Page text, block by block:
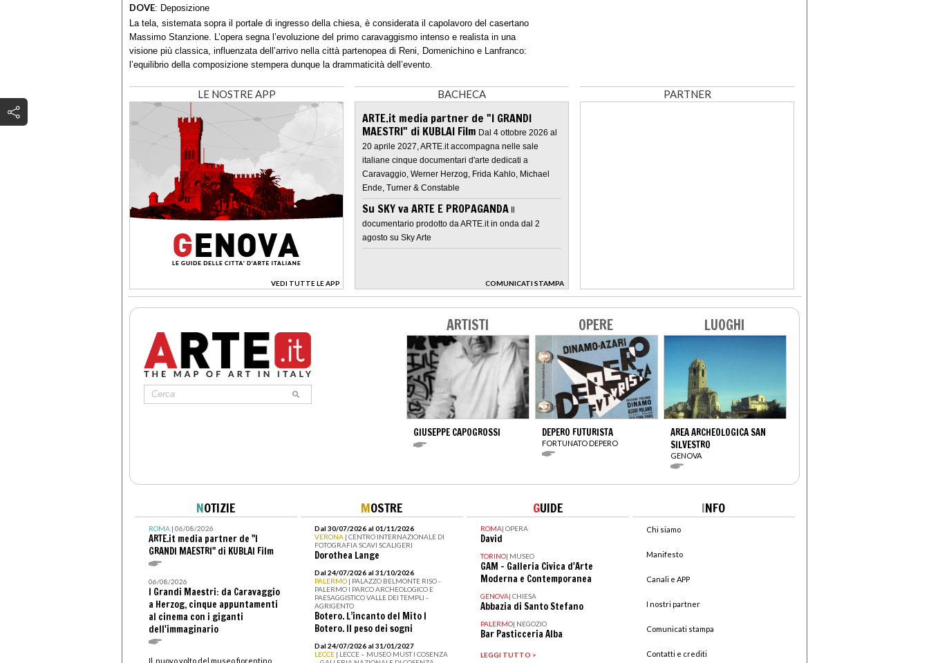
DOVE: Deposizione
La tela, sistemata sopra il portale di ingresso della chiesa, è considerata il capolavoro del casertano
Massimo Stanzione. L’opera segna l’evoluzione del primo caravaggismo intenso e realista in una
visione più classica, influenzata dell’arrivo nella città partenopea di Reni, Domenichino e Lanfranco:
l’equilibrio della composizione stempera dunque la drammaticità dell’evento.
LE NOSTRE APP
VEDI TUTTE LE APP
>
BACHECA
ARTE.it media partner de "I GRANDI
MAESTRI" di KUBLAI Film Dal 4 ottobre 2026 al
20 aprile 2027, ARTE.it accompagna nelle sale
italiane cinque documentari d'arte dedicati a
Caravaggio, Werner Herzog, Frida Kahlo, Michael
Ende, Turner & Constable
Su SKY va ARTE E PROPAGANDA Il
documentario prodotto da ARTE.it in onda dal 2
agosto su Sky Arte
COMUNICATI STAMPA
>
PARTNER
ARTISTI
GIUSEPPE CAPOGROSSI
OPERE
DEPERO FUTURISTA
FORTUNATO DEPERO
LUOGHI
AREA ARCHEOLOGICA SAN
SILVESTRO
GENOVA
NOTIZIE
ROMA| 06/08/2026
ARTE.it media partner de "I
GRANDI MAESTRI" di KUBLAI Film
06/08/2026
I Grandi Maestri: da Caravaggio
a Herzog, cinque appuntamenti
al cinema con i giganti
dell'immaginario
Il nuovo volto del museo fiorentino
MOSTRE
Dal 30/07/2026 al 01/11/2026
VERONA | CENTRO INTERNAZIONALE DI
FOTOGRAFIA SCAVI SCALIGERI
Dorothea Lange
Dal 24/07/2026 al 31/10/2026
PALERMO | PALAZZO BELMONTE RISO -
PALERMO I PARCO ARCHEOLOGICO E
PAESAGGISTICO VALLE DEI TEMPLI -
AGRIGENTO
Botero. L’incanto del Mito I
Botero. Il peso dei sogni
Dal 24/07/2026 al 31/01/2027
LECCE | LECCE – MUSEO MUST I COSENZA
GUIDE
ROMA| OPERA
David
TORINO| MUSEO
GAM – Galleria Civica d'Arte
Moderna e Contemporanea
GENOVA| CHIESA
Abbazia di Santo Stefano
PALERMO| NEGOZIO
Bar Pasticceria Alba
LEGGI TUTTO >
INFO
Chi siamo
Manifesto
Canali e APP
I nostri partner
Comunicati stampa
Contatti e crediti